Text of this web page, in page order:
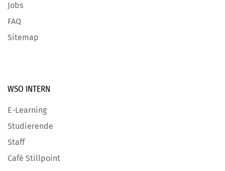
Jobs
FAQ
Sitemap
WSO INTERN
E-Learning
Studierende
Staff
Café Stillpoint